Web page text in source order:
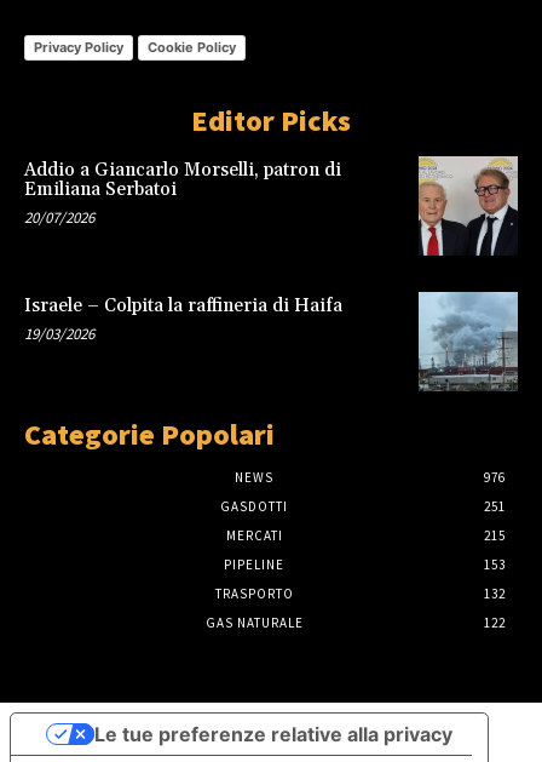
Privacy Policy Cookie Policy
Editor Picks
Addio a Giancarlo Morselli, patron di
Emiliana Serbatoi
20/07/2026
Israele – Colpita la raffineria di Haifa
19/03/2026
Categorie Popolari
NEWS
976
GASDOTTI
251
MERCATI
215
PIPELINE
153
TRASPORTO
132
GAS NATURALE
122
Le tue preferenze relative alla privacy